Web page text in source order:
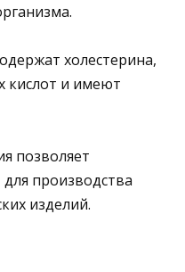
холестерина,
кислот и имеют
позволяет
производства
изделий.